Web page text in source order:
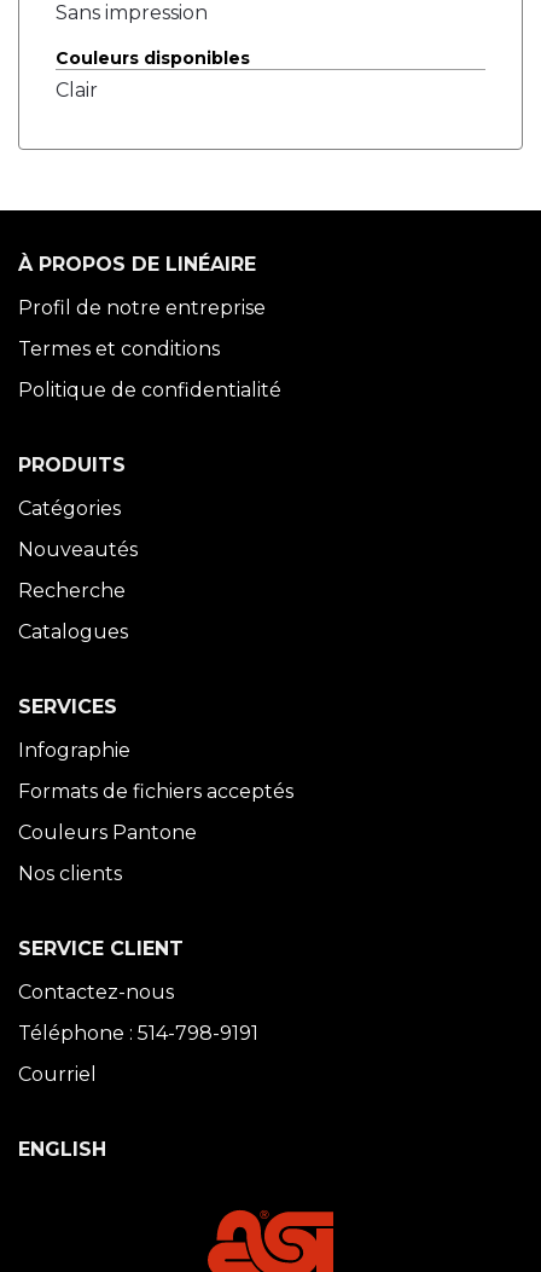
Sans impression
Couleurs disponibles
Clair
À PROPOS DE LINÉAIRE
Profil de notre entreprise
Termes et conditions
Politique de confidentialité
PRODUITS
Catégories
Nouveautés
Recherche
Catalogues
SERVICES
Infographie
Formats de fichiers acceptés
Couleurs Pantone
Nos clients
SERVICE CLIENT
Contactez-nous
Téléphone : 514-798-9191
Courriel
ENGLISH